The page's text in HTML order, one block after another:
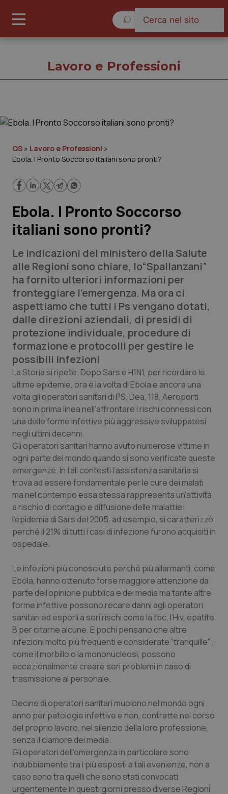
Cronache
Lavoro e Professioni
Scienza e Farmaci
Studi e Analisi
Lettere al direttore
Edizioni Regionali
QS Pro
Professionisti Sanitari.AI
Abruzzo
Basilicata
Calabria
Campania
Emilia-Romagna
Friuli Venezia Giulia
Lazio
Liguria
Lombardia
Marche
Molise
Piemonte
Provincia Autonoma di Bolzano
Provincia Autonoma di Trento
Puglia
QS Pro Gold
Artrite & artrosi
Asma & BPCO
Car-T
Colesterolo & coronaropatie
Dermatite Atopica
Diabete & glucometri
Disturbi dell’umore
Dolore
Donna & Salute
Epatiti
HIV
Infezioni & Febbre
Ipertensione & Scompenso
Malattie rare
QS Club Newsletter
Lavoro e Professioni
QS » Lavoro e Professioni »
Ebola. I Pronto Soccorso italiani sono pronti?
Ebola. I Pronto Soccorso
italiani sono pronti?
Le indicazioni del ministero della Salute
alle Regioni sono chiare, lo“Spallanzani”
ha fornito ulteriori informazioni per
fronteggiare l’emergenza. Ma ora ci
aspettiamo che tutti i Ps vengano dotati,
dalle direzioni aziendali, di presidi di
protezione individuale, procedure di
formazione e protocolli per gestire le
possibili infezioni
La Storia si ripete. Dopo Sars e H1N1, per ricordare le
ultime epidemie, ora è la volta di Ebola e ancora una
volta gli operatori sanitari di PS, Dea, 118, Aeroporti
sono in prima linea nell’affrontare i rischi connessi con
una delle forme infettive più aggressive sviluppatesi
negli ultimi decenni.
Gli operatori sanitari hanno avuto numerose vittime in
ogni parte del mondo quando si sono verificate queste
emergenze. In tali contesti l’assistenza sanitaria si
trova ad essere fondamentale per le cure dei malati
ma nel contempo essa stessa rappresenta un’attività
a rischio di contagio e diffusione delle malattie:
l’epidemia di Sars del 2005, ad esempio, si caratterizzò
perché il 21% di tutti i casi di infezione furono acquisiti in
ospedale.
Le infezioni più conosciute perché più allarmanti, come
Ebola, hanno ottenuto forse maggiore attenzione da
parte dell’opinione pubblica e dei media ma tante altre
forme infettive possono recare danni agli operatori
sanitari ed esporli a seri rischi come la tbc, l’Hiv, epatite
B per citarne alcune. E pochi pensano che altre
infezioni molto più frequenti e considerate “tranquille” ,
come il morbillo o la mononucleosi, possono
eccezionalmente creare seri problemi in caso di
trasmissione al personale.
Decine di operatori sanitari muoiono nel mondo ogni
anno per patologie infettive e non, contratte nel corso
del proprio lavoro, nel silenzio della loro professione,
senza il clamore dei media.
Gli operatori dell’emergenza in particolare sono
indubbiamente tra i più esposti a tali evenienze, non a
caso sono tra quelli che sono stati convocati
urgentemente in questi giorni presso diverse Regioni